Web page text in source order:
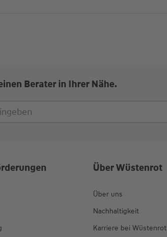
Berater in Ihrer Nähe.
Über Wüstenrot
Über uns
Nachhaltigkeit
Karriere bei Wüstenrot